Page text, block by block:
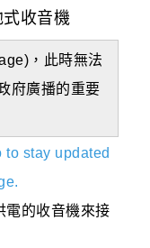
式收音機
，此時無法
府廣播的重要
to stay updated
電的收音機來接